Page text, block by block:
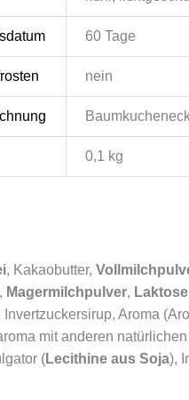
60 Tage
nein
0,1 kg
, Kakaobutter,
, Magermilchpulver, Laktose
Invertzuckersirup, Aroma
mit anderen
(Lecithine aus Soja),